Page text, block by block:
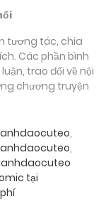
tương tác, chia
Các phần bình
trao đổi về nội
chương truyện
,
,
tại